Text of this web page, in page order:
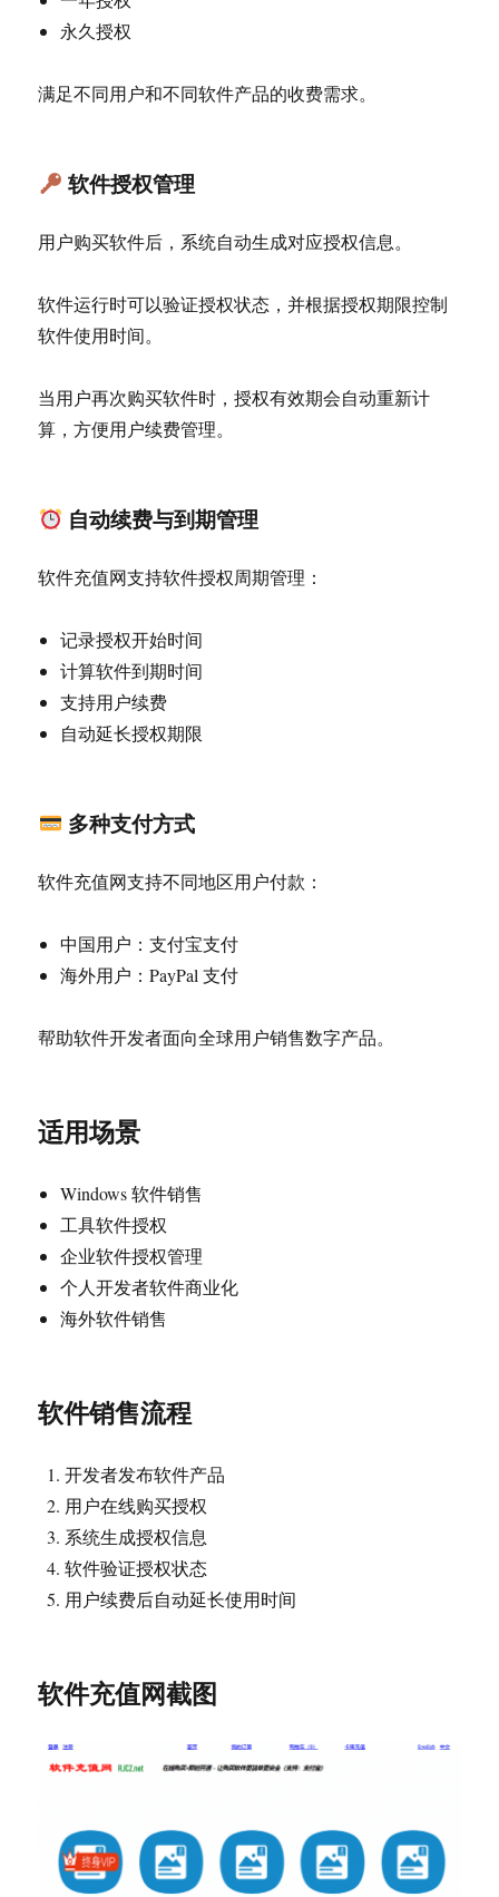
永久授权
满足不同用户和不同软件产品的收费需求。
软件授权管理
用户购买软件后，系统自动生成对应授权信息。
软件运行时可以验证授权状态，并根据授权期限控制
软件使用时间。
当用户再次购买软件时，授权有效期会自动重新计
算，方便用户续费管理。
自动续费与到期管理
软件充值网支持软件授权周期管理：
记录授权开始时间
计算软件到期时间
支持用户续费
自动延长授权期限
多种支付方式
软件充值网支持不同地区用户付款：
中国用户：支付宝支付
海外用户：PayPal 支付
帮助软件开发者面向全球用户销售数字产品。
适用场景
Windows 软件销售
工具软件授权
企业软件授权管理
个人开发者软件商业化
海外软件销售
软件销售流程
开发者发布软件产品
用户在线购买授权
系统生成授权信息
软件验证授权状态
用户续费后自动延长使用时间
软件充值网截图